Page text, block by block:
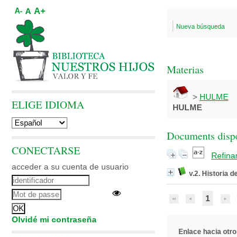
Nueva búsqueda
Materias
> HULME
HULME
Documents
v.2. Historia
1
Enlace hacia
A- A A+
ELIGE IDIOMA
CONECTARSE
acceder a su cuenta de usuario
Olvidé mi contraseña